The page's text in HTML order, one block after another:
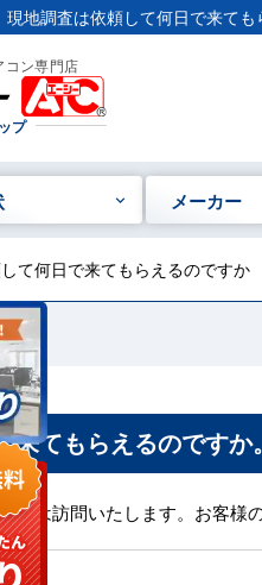
現地調査は依頼して何日で来て
コン専門店
プ
メーカー
て何日で来てもらえるのですか
てもらえるのですか。
には訪問いたします。お客様